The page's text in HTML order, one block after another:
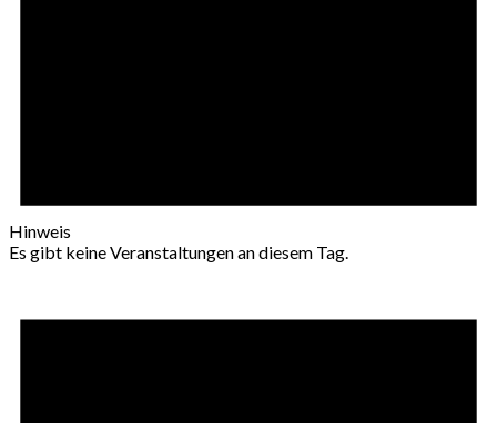
Hinweis
Es gibt keine Veranstaltungen an diesem Tag.